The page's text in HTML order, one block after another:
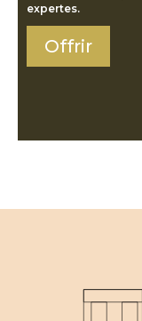
expertes.
Offrir